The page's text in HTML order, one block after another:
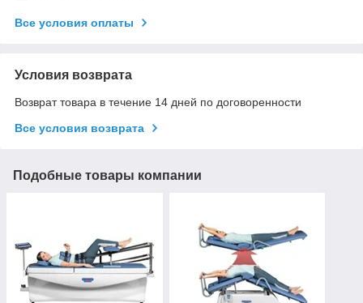
Все условия оплаты
Условия возврата
Возврат товара в течение 14 дней по договоренности
Все условия возврата
Подобные товары компании